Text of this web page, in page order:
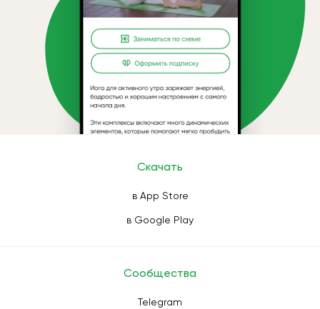
Скачать
в App Store
в Google Play
Сообщества
Telegram